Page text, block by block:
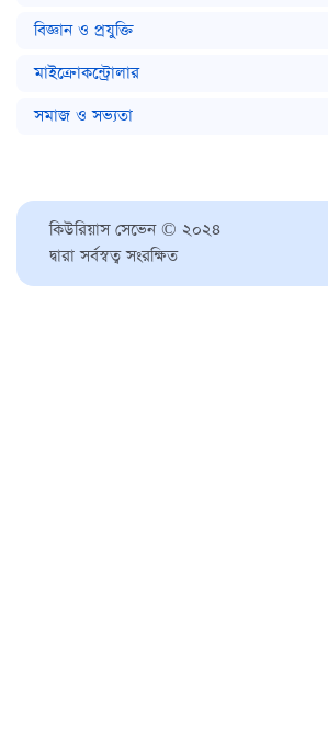
বিজ্ঞান ও প্রযুক্তি
মাইক্রোকন্ট্রোলার
সমাজ ও সভ্যতা
কিউরিয়াস সেভেন © ২০২৪
দ্বারা সর্বস্বত্ব সংরক্ষিত